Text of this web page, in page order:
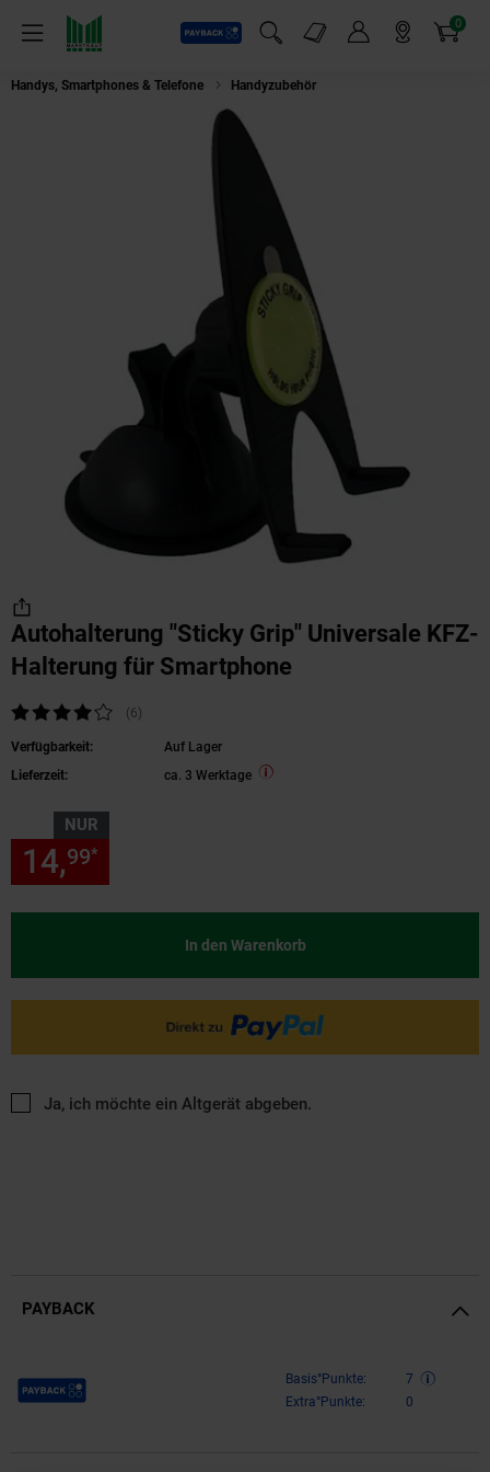
Menü
Payback
Suchfeld einblenden
Markt-Angebote 0
Artikel
Handys, Smartphones & Telefone Handyzubehör
Autohalterung "Sticky Grip" Universale KFZ-
Halterung für Smartphone
Kundenbewertung: 4,17 von 5 Sternen
(6Kundenbewertungen
)
Verfügbarkeit:
Auf Lager
Lieferzeit:
ca. 3 Werktage
NUR
14,99*
In den Warenkorb
Ja, ich möchte ein Altgerät abgeben.
PAYBACK
Payback Punkte Basis°Punkte:
7
Extra°Punkte:
0